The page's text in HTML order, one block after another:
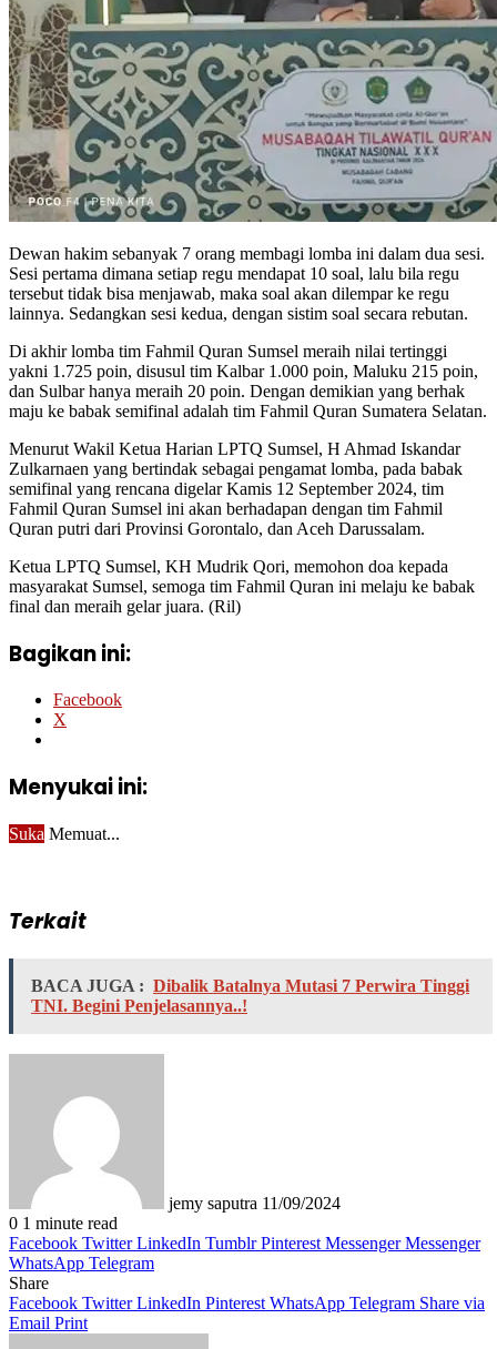
Dewan hakim sebanyak 7 orang membagi lomba ini dalam dua sesi.
Sesi pertama dimana setiap regu mendapat 10 soal, lalu bila regu
tersebut tidak bisa menjawab, maka soal akan dilempar ke regu
lainnya. Sedangkan sesi kedua, dengan sistim soal secara rebutan.
Di akhir lomba tim Fahmil Quran Sumsel meraih nilai tertinggi
yakni 1.725 poin, disusul tim Kalbar 1.000 poin, Maluku 215 poin,
dan Sulbar hanya meraih 20 poin. Dengan demikian yang berhak
maju ke babak semifinal adalah tim Fahmil Quran Sumatera Selatan.
Menurut Wakil Ketua Harian LPTQ Sumsel, H Ahmad Iskandar
Zulkarnaen yang bertindak sebagai pengamat lomba, pada babak
semifinal yang rencana digelar Kamis 12 September 2024, tim
Fahmil Quran Sumsel ini akan berhadapan dengan tim Fahmil
Quran putri dari Provinsi Gorontalo, dan Aceh Darussalam.
Ketua LPTQ Sumsel, KH Mudrik Qori, memohon doa kepada
masyarakat Sumsel, semoga tim Fahmil Quran ini melaju ke babak
final dan meraih gelar juara. (Ril)
Bagikan ini:
Facebook
X
Menyukai ini:
Suka Memuat...
Terkait
BACA JUGA : Dibalik Batalnya Mutasi 7 Perwira Tinggi
TNI. Begini Penjelasannya..!
jemy saputra 11/09/2024
0 1 minute read
Facebook Twitter LinkedIn Tumblr Pinterest Messenger Messenger
WhatsApp Telegram
Share
Facebook Twitter LinkedIn Pinterest WhatsApp Telegram Share via
Email Print